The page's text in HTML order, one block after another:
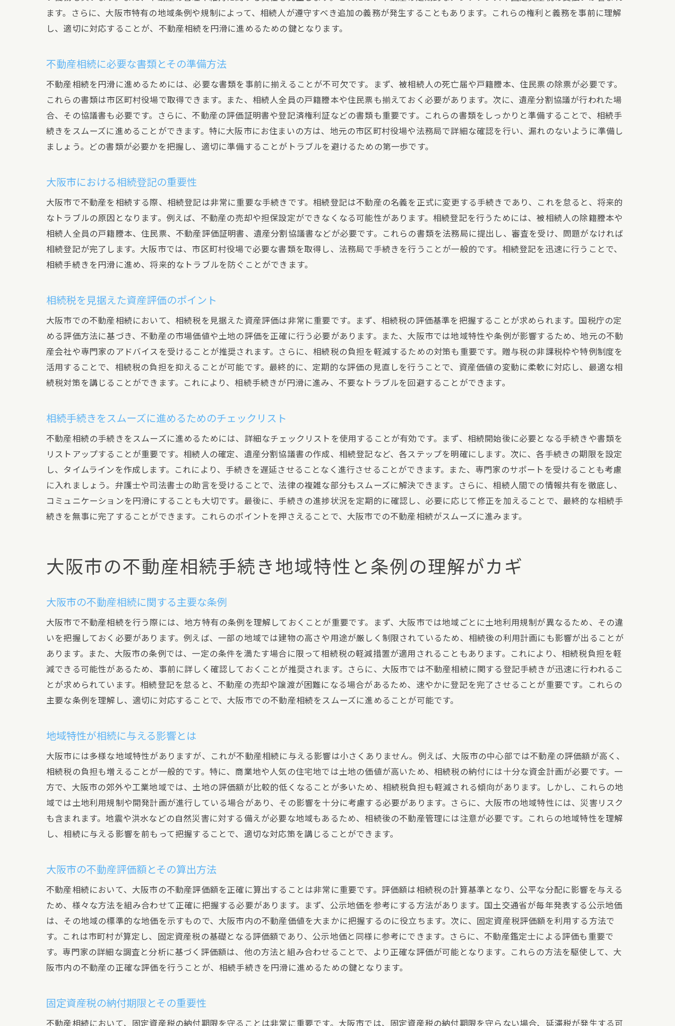
トラブル回避のための書類作成と管理術
実例から学ぶトラブル回避の具体策
相続登記の遅れが招く問題点
不動産評価における争いの事例
相続税の未払いが引き起こすトラブル
固定資産税の滞納リスクと対策
相続人間の意見対立を解消する方法
生前贈与を活用した節税方法
遺産分割の工夫で税負担を軽減する
専門家と一緒に行う相続税シミュレーション
控除や特例の適用条件とその利用法
登記申請の手続きと注意点
登記不備によるリスクとその対策
登記完了後の不動産管理方法
大阪市の固定資産税相続における納付期限と注意点
固定資産税とは何か
納付期限を守るためのスケジュール管理
納税通知書の確認方法とその重要性
延滞時のペナルティとその回避策
納税資金を確保するための計画
専門家のアドバイスを活用した納税対策
地域ごとの条例の違いとその確認方法
規制に対応するためのリサーチ方法
地域特性に合わせた相続計画の立て方
条例遵守のための専門家の活用
ます。さらに、大阪市特有の地域条例や規制によって、相続人が遵守すべき追加の義務が発生することもあります。これらの権利と義務を事前に理解
し、適切に対応することが、不動産相続を円滑に進めるための鍵となります。
不動産相続に必要な書類とその準備方法
不動産相続を円滑に進めるためには、必要な書類を事前に揃えることが不可欠です。まず、被相続人の死亡届や戸籍謄本、住民票の除票が必要です。
これらの書類は市区町村役場で取得できます。また、相続人全員の戸籍謄本や住民票も揃えておく必要があります。次に、遺産分割協議が行われた場
合、その協議書も必要です。さらに、不動産の評価証明書や登記済権利証などの書類も重要です。これらの書類をしっかりと準備することで、相続手
続きをスムーズに進めることができます。特に大阪市にお住まいの方は、地元の市区町村役場や法務局で詳細な確認を行い、漏れのないように準備し
ましょう。どの書類が必要かを把握し、適切に準備することがトラブルを避けるための第一歩です。
大阪市における相続登記の重要性
大阪市で不動産を相続する際、相続登記は非常に重要な手続きです。相続登記は不動産の名義を正式に変更する手続きであり、これを怠ると、将来的
なトラブルの原因となります。例えば、不動産の売却や担保設定ができなくなる可能性があります。相続登記を行うためには、被相続人の除籍謄本や
相続人全員の戸籍謄本、住民票、不動産評価証明書、遺産分割協議書などが必要です。これらの書類を法務局に提出し、審査を受け、問題がなければ
相続登記が完了します。大阪市では、市区町村役場で必要な書類を取得し、法務局で手続きを行うことが一般的です。相続登記を迅速に行うことで、
相続手続きを円滑に進め、将来的なトラブルを防ぐことができます。
相続税を見据えた資産評価のポイント
大阪市での不動産相続において、相続税を見据えた資産評価は非常に重要です。まず、相続税の評価基準を把握することが求められます。国税庁の定
める評価方法に基づき、不動産の市場価値や土地の評価を正確に行う必要があります。また、大阪市では地域特性や条例が影響するため、地元の不動
産会社や専門家のアドバイスを受けることが推奨されます。さらに、相続税の負担を軽減するための対策も重要です。贈与税の非課税枠や特例制度を
活用することで、相続税の負担を抑えることが可能です。最終的に、定期的な評価の見直しを行うことで、資産価値の変動に柔軟に対応し、最適な相
続税対策を講じることができます。これにより、相続手続きが円滑に進み、不要なトラブルを回避することができます。
相続手続きをスムーズに進めるためのチェックリスト
不動産相続の手続きをスムーズに進めるためには、詳細なチェックリストを使用することが有効です。まず、相続開始後に必要となる手続きや書類を
リストアップすることが重要です。相続人の確定、遺産分割協議書の作成、相続登記など、各ステップを明確にします。次に、各手続きの期限を設定
し、タイムラインを作成します。これにより、手続きを遅延させることなく進行させることができます。また、専門家のサポートを受けることも考慮
に入れましょう。弁護士や司法書士の助言を受けることで、法律の複雑な部分もスムーズに解決できます。さらに、相続人間での情報共有を徹底し、
コミュニケーションを円滑にすることも大切です。最後に、手続きの進捗状況を定期的に確認し、必要に応じて修正を加えることで、最終的な相続手
続きを無事に完了することができます。これらのポイントを押さえることで、大阪市での不動産相続がスムーズに進みます。
大阪市の不動産相続手続き地域特性と条例の理解がカギ
大阪市の不動産相続に関する主要な条例
大阪市で不動産相続を行う際には、地方特有の条例を理解しておくことが重要です。まず、大阪市では地域ごとに土地利用規制が異なるため、その違
いを把握しておく必要があります。例えば、一部の地域では建物の高さや用途が厳しく制限されているため、相続後の利用計画にも影響が出ることが
あります。また、大阪市の条例では、一定の条件を満たす場合に限って相続税の軽減措置が適用されることもあります。これにより、相続税負担を軽
減できる可能性があるため、事前に詳しく確認しておくことが推奨されます。さらに、大阪市では不動産相続に関する登記手続きが迅速に行われるこ
とが求められています。相続登記を怠ると、不動産の売却や譲渡が困難になる場合があるため、速やかに登記を完了させることが重要です。これらの
主要な条例を理解し、適切に対応することで、大阪市での不動産相続をスムーズに進めることが可能です。
地域特性が相続に与える影響とは
大阪市には多様な地域特性がありますが、これが不動産相続に与える影響は小さくありません。例えば、大阪市の中心部では不動産の評価額が高く、
相続税の負担も増えることが一般的です。特に、商業地や人気の住宅地では土地の価値が高いため、相続税の納付には十分な資金計画が必要です。一
方で、大阪市の郊外や工業地域では、土地の評価額が比較的低くなることが多いため、相続税負担も軽減される傾向があります。しかし、これらの地
域では土地利用規制や開発計画が進行している場合があり、その影響を十分に考慮する必要があります。さらに、大阪市の地域特性には、災害リスク
も含まれます。地震や洪水などの自然災害に対する備えが必要な地域もあるため、相続後の不動産管理には注意が必要です。これらの地域特性を理解
し、相続に与える影響を前もって把握することで、適切な対応策を講じることができます。
大阪市の不動産評価額とその算出方法
不動産相続において、大阪市の不動産評価額を正確に算出することは非常に重要です。評価額は相続税の計算基準となり、公平な分配に影響を与える
ため、様々な方法を組み合わせて正確に把握する必要があります。まず、公示地価を参考にする方法があります。国土交通省が毎年発表する公示地価
は、その地域の標準的な地価を示すもので、大阪市内の不動産価値を大まかに把握するのに役立ちます。次に、固定資産税評価額を利用する方法で
す。これは市町村が算定し、固定資産税の基礎となる評価額であり、公示地価と同様に参考にできます。さらに、不動産鑑定士による評価も重要で
す。専門家の詳細な調査と分析に基づく評価額は、他の方法と組み合わせることで、より正確な評価が可能となります。これらの方法を駆使して、大
阪市内の不動産の正確な評価を行うことが、相続手続きを円滑に進めるための鍵となります。
固定資産税の納付期限とその重要性
不動産相続において、固定資産税の納付期限を守ることは非常に重要です。大阪市では、固定資産税の納付期限を守らない場合、延滞税が発生する可